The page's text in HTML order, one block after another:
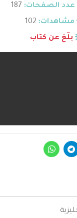
عدد الصفحات: 187
مشاهدات:
بلّغ عن كتاب